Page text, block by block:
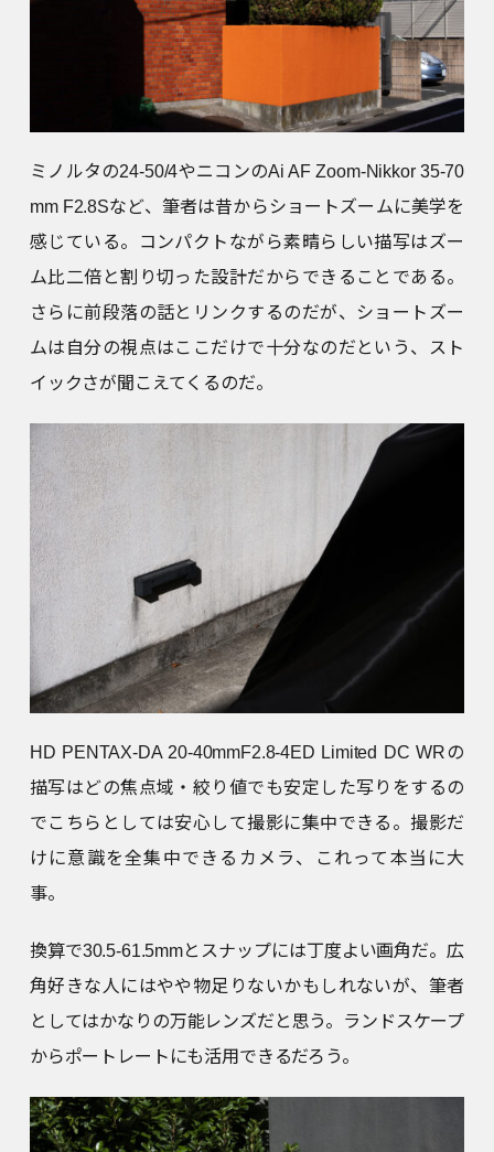
ミノルタの24-50/4やニコンのAi AF Zoom-Nikkor 35-70
mm F2.8Sなど、筆者は昔からショートズームに美学を
感じている。コンパクトながら素晴らしい描写はズー
ム比二倍と割り切った設計だからできることである。
さらに前段落の話とリンクするのだが、ショートズー
ムは自分の視点はここだけで十分なのだという、スト
イックさが聞こえてくるのだ。
HD PENTAX-DA 20-40mmF2.8-4ED Limited DC WRの
描写はどの焦点域・絞り値でも安定した写りをするの
でこちらとしては安心して撮影に集中できる。撮影だ
けに意識を全集中できるカメラ、これって本当に大
事。
換算で30.5-61.5mmとスナップには丁度よい画角だ。広
角好きな人にはやや物足りないかもしれないが、筆者
としてはかなりの万能レンズだと思う。ランドスケープ
からポートレートにも活用できるだろう。